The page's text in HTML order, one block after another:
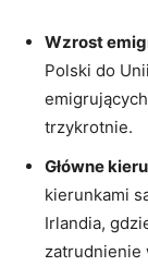
Wzrost
Polski do
trzykrotnie.
Główne
kierunkami
Irlandia,
zatrudnienie